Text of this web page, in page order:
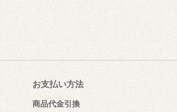
お支払い方法
商品代金引換